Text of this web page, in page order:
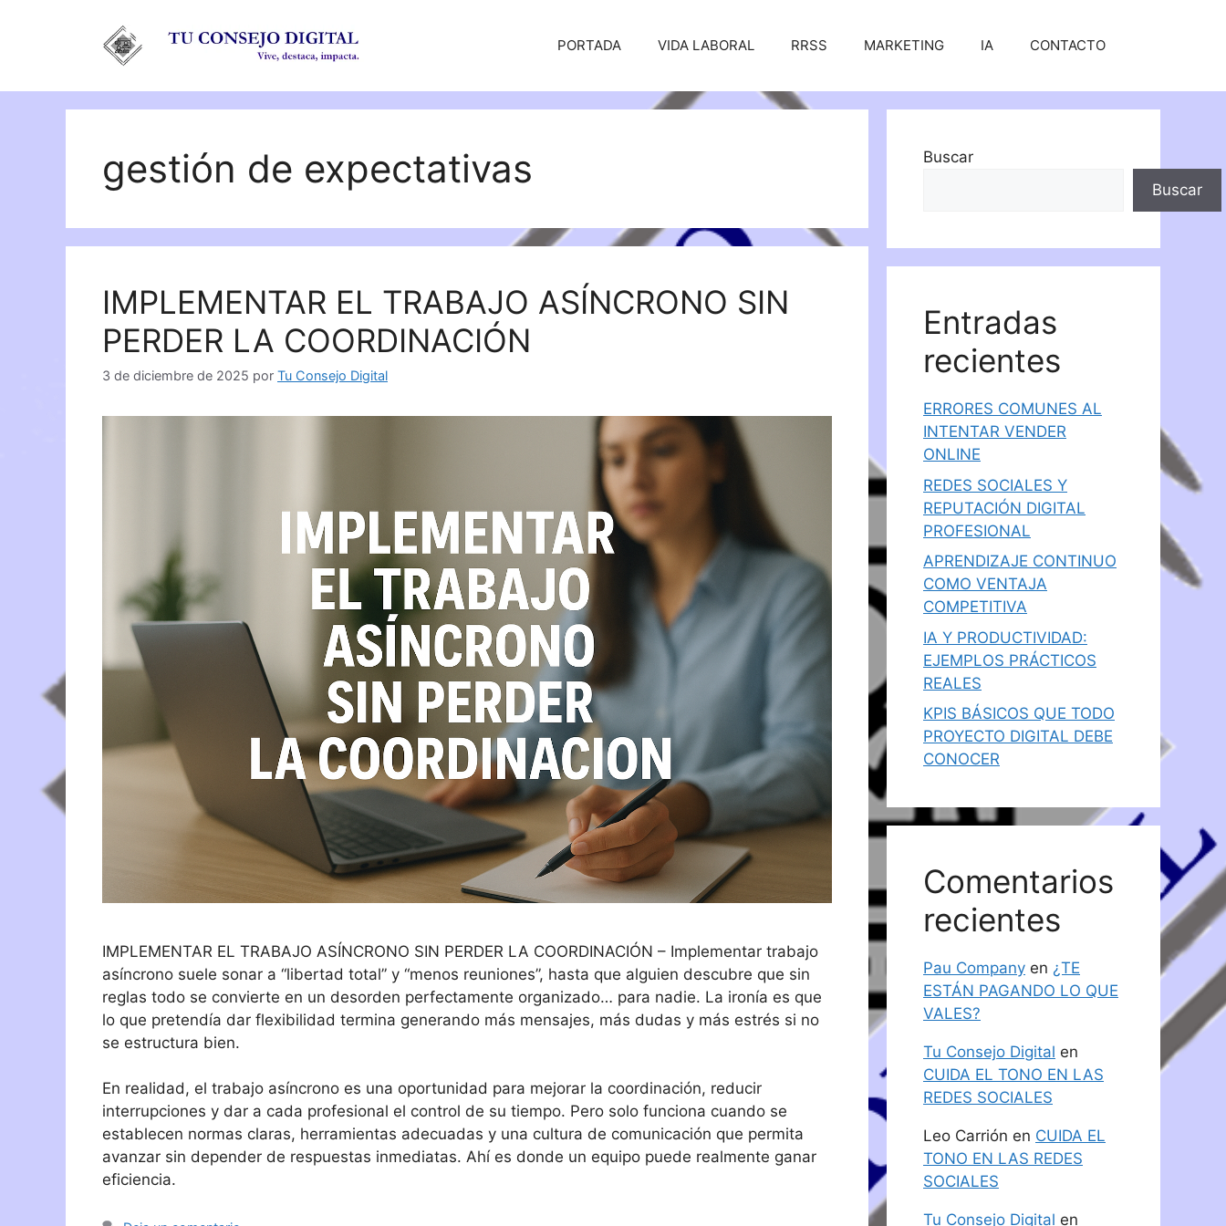
PORTADA VIDA LABORAL RRSS MARKETING IA CONTACTO
gestión de expectativas
IMPLEMENTAR EL TRABAJO ASÍNCRONO SIN
PERDER LA COORDINACIÓN
3 de diciembre de 2025 por Tu Consejo Digital
IMPLEMENTAR EL TRABAJO ASÍNCRONO SIN PERDER LA COORDINACIÓN – Implementar trabajo
asíncrono suele sonar a “libertad total” y “menos reuniones”, hasta que alguien descubre que sin
reglas todo se convierte en un desorden perfectamente organizado… para nadie. La ironía es que
lo que pretendía dar flexibilidad termina generando más mensajes, más dudas y más estrés si no
se estructura bien.
En realidad, el trabajo asíncrono es una oportunidad para mejorar la coordinación, reducir
interrupciones y dar a cada profesional el control de su tiempo. Pero solo funciona cuando se
establecen normas claras, herramientas adecuadas y una cultura de comunicación que permita
avanzar sin depender de respuestas inmediatas. Ahí es donde un equipo puede realmente ganar
eficiencia.
Buscar
Buscar
Entradas
recientes
ERRORES COMUNES AL
INTENTAR VENDER
ONLINE
REDES SOCIALES Y
REPUTACIÓN DIGITAL
PROFESIONAL
APRENDIZAJE CONTINUO
COMO VENTAJA
COMPETITIVA
IA Y PRODUCTIVIDAD:
EJEMPLOS PRÁCTICOS
REALES
KPIS BÁSICOS QUE TODO
PROYECTO DIGITAL DEBE
CONOCER
Comentarios
recientes
Pau Company en ¿TE
ESTÁN PAGANDO LO QUE
VALES?
Tu Consejo Digital en
CUIDA EL TONO EN LAS
REDES SOCIALES
Leo Carrión en CUIDA EL
TONO EN LAS REDES
SOCIALES
Tu Consejo Digital en